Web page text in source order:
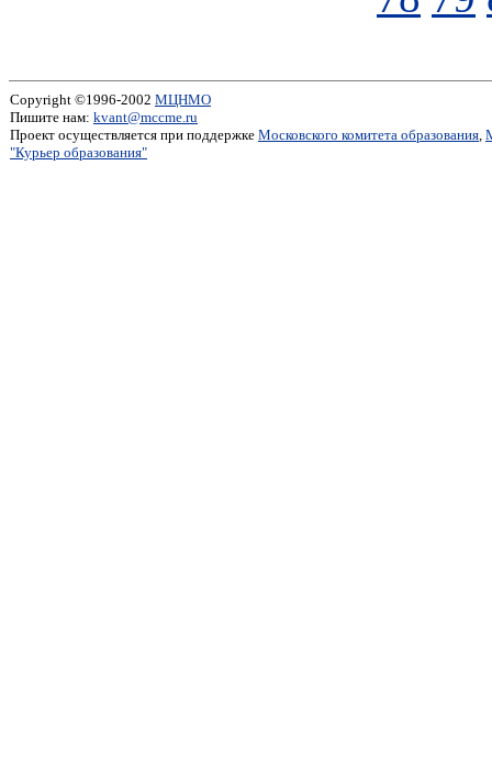
Copyright ©1996-2002 МЦНМО
Пишите нам: kvant@mccme.ru
Проект осуществляется при поддержке Московского комитета образования,
"Курьер образования"